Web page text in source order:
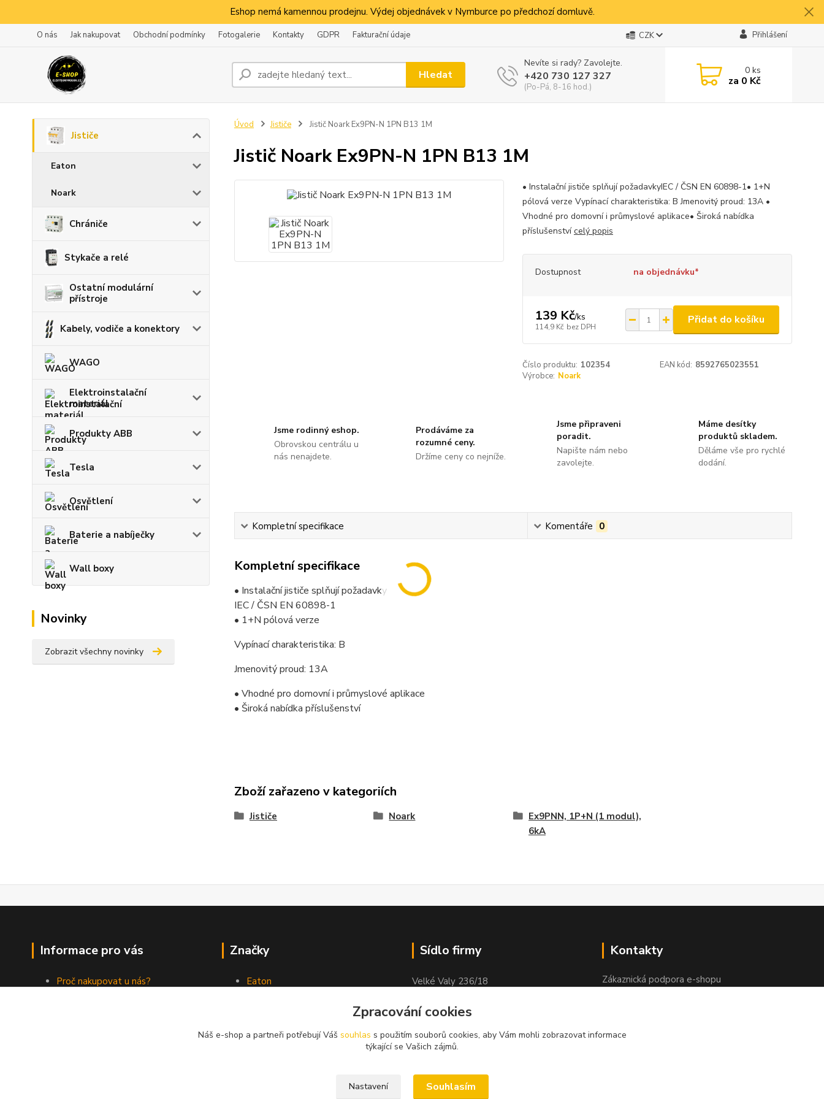
Eshop nemá kamennou prodejnu. Výdej objednávek v Nymburce po předchozí domluvě.
O nás Jak nakupovat Obchodní podmínky Fotogalerie Kontakty GDPR Fakturační údaje CZK Přihlášení
Hledat
Nevíte si rady? Zavolejte.
+420 730 127 327
(Po-Pá, 8-16 hod.)
0ks
za 0 Kč
Jističe
Eaton
Noark
Chrániče
Stykače a relé
Ostatní modulární
přístroje
Kabely, vodiče a konektory
WAGO
Elektroinstalační
materiál
Produkty ABB
Tesla
Osvětlení
Baterie a nabíječky
Wall boxy
Novinky
Zobrazit všechny novinky
Úvod Jističe Jistič Noark Ex9PN-N 1PN B13 1M
Jistič Noark Ex9PN-N 1PN B13 1M
• Instalační jističe splňují požadavkyIEC / ČSN EN 60898-1• 1+N
pólová verze Vypínací charakteristika: B Jmenovitý proud: 13A •
Vhodné pro domovní i průmyslové aplikace• Široká nabídka
příslušenstvícelý popis
Dostupnost na objednávku*
139 Kč/ks
114,9 Kč bez DPH
Přidat do košíku
Číslo produktu: 102354 EAN kód: 8592765023551
Výrobce: Noark
Jsme rodinný eshop.
Obrovskou centrálu u
nás nenajdete.
Prodáváme za
rozumné ceny.
Držíme ceny co nejníže.
Jsme připraveni
poradit.
Napište nám nebo
zavolejte.
Máme desítky
produktů skladem.
Děláme vše pro rychlé
dodání.
Kompletní specifikace Komentáře 0
Kompletní specifikace
• Instalační jističe splňují požadavky
IEC / ČSN EN 60898-1
• 1+N pólová verze
Vypínací charakteristika: B
Jmenovitý proud: 13A
• Vhodné pro domovní i průmyslové aplikace
• Široká nabídka příslušenství
Zboží zařazeno v kategoriích
Jističe Noark
Ex9PNN, 1P+N (1 modul),
6kA
Informace pro vás
Proč nakupovat u nás?
Značky
Eaton
Sídlo firmy
Velké Valy 236/18
Nymburk
288 02
Kontakty
Zákaznická podpora e-shopu
info@elektronymburk.cz
Zpracování cookies
Náš e-shop a partneři potřebují Váš souhlas s použitím souborů cookies, aby Vám mohli zobrazovat informace
týkající se Vašich zájmů.
Nastavení Souhlasím